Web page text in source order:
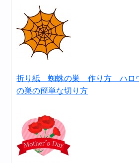
折り紙 蜘蛛の巣 作り方 ハロ
の巣の簡単な切り方